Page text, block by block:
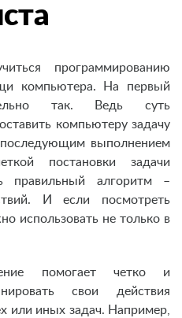
программированию
компьютера. На первый
так. Ведь суть
компьютеру задачу
выполнением
постановки задачи
правильный алгоритм –
И если посмотреть
использовать не только в
помогает четко и
свои действия
или иных задач. Например,